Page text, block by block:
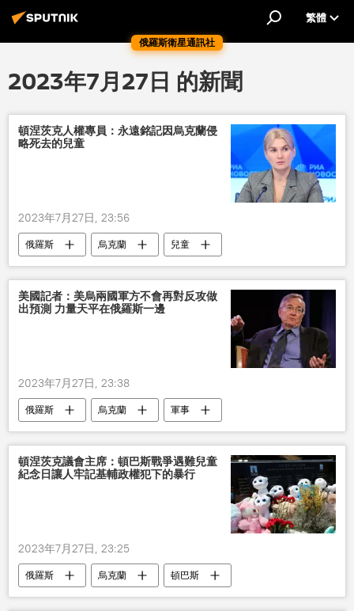
俄羅斯衛星通訊社
繁體
2023年7月27日 的新聞
頓涅茨克人權專員：永遠銘記因烏克蘭侵
略死去的兒童
2023年7月27日, 23:56
俄羅斯 烏克蘭 兒童
美國記者：美烏兩國軍方不會再對反攻做
出預測 力量天平在俄羅斯一邊
2023年7月27日, 23:38
俄羅斯 烏克蘭 軍事
頓涅茨克議會主席：頓巴斯戰爭遇難兒童
紀念日讓人牢記基輔政權犯下的暴行
2023年7月27日, 23:25
俄羅斯 烏克蘭
頓巴斯
兒童